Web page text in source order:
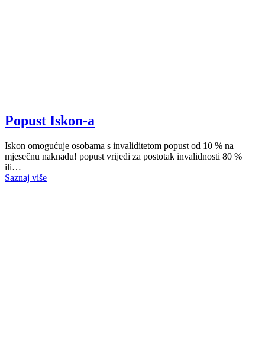
Popust Iskon-a
Iskon omogućuje osobama s invaliditetom popust od 10 % na
mjesečnu naknadu! popust vrijedi za postotak invalidnosti 80 %
ili…
Saznaj više